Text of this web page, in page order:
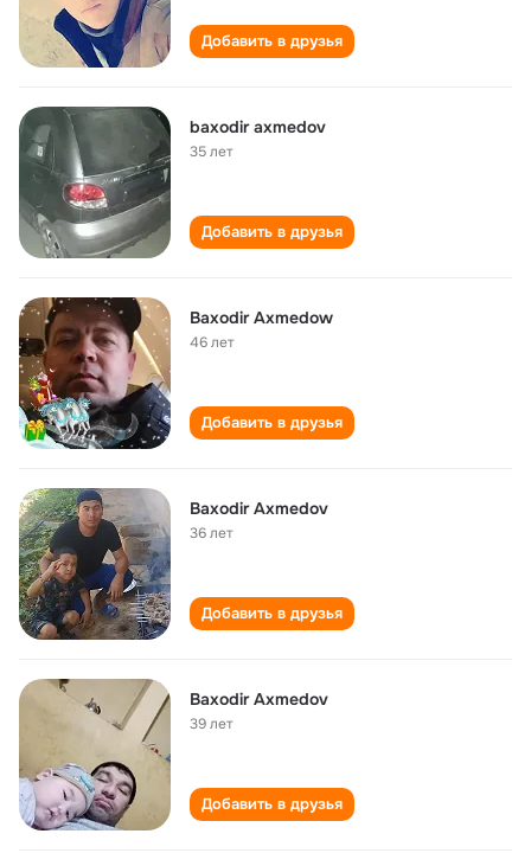
Добавить в друзья
baxodir axmedov
35 лет
Добавить в друзья
Baxodir Axmedow
46 лет
Добавить в друзья
Baxodir Axmedov
36 лет
Добавить в друзья
Baxodir Axmedov
39 лет
Добавить в друзья